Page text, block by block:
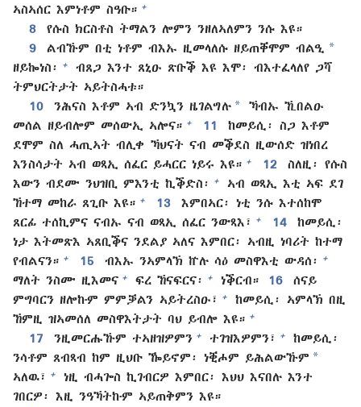
ኣስኣሰር እምነቶም ስዓቡ። +
8
የሱስ ክርስቶስ ትማልን ሎምን ንዘለኣለምን ንሱ እዩ።
9
ልብኹም በቲ ነቶም ብእኡ ዚመላለሱ ዘይጠቐሞም ብልዒ *
ዘይኰነስ፡ +
ብጸጋ እንተ ጸኒዑ ጽቡቕ እዩ እሞ፡ ብእተፈላለየ ጋሻ
ትምህርትታት ኣይትስሓቱ።
10
ንሕናስ እቶም ኣብ ድንኳን ዜገልግሉ *
ኻብኡ ኺበልዑ
መሰል ዘይብሎም መሰውኢ ኣሎና። + 11
ከመይሲ፡ ስጋ እቶም
ደሞም ስለ ሓጢኣት ብሊቀ ኻህናት ናብ መቕደስ ዚውሰድ ዝነበረ
እንስሳታት ኣብ ወጻኢ ሰፈር ይሓርር ነይሩ እዩ። + 12
ስለዚ፡ የሱስ
እውን ብደሙ ንህዝቢ ምእንቲ ኪቕድስ፡
+
ኣብ ወጻኢ እቲ ኣፍ ደገ
ኸተማ መከራ ጸጊቡ እዩ። + 13
እምበኣር፡ ነቲ ንሱ እተሰከሞ
ጸርፊ ተሰኪምና ናብኡ ናብ ወጻኢ ሰፈር ንውጻእ፣
+ 14
ከመይሲ፡
ነታ እትመጽእ ኣጸቢቕና ንደልያ ኣለና እምበር፡ ኣብዚ ነባሪት ከተማ
የብልናን። + 15 ብእኡ ንኣምላኽ ኵሉ ሳዕ መስዋእቲ ውዳሰ፡ +
ማለት ንስሙ ዚእመና + ፍረ ኸናፍርና፡ + ነቕርብ። 16
ሰናይ
ምግባርን ዘሎኩም ምምቓልን ኣይትረስዑ፣
+
ከመይሲ፡ ኣምላኽ በዚ
ኸምዚ ዝኣመሰለ መስዋእትታት ባህ ይብሎ እዩ። +
17 ንዚመርሑኹም ተኣዘዝዎምን + ተገዝእዎምን፣ +
ከመይሲ፡
ንሳቶም ጸብጻብ ከም ዚህቡ ዀይኖም፡ ነቒሖም ይሕልውኹም *
ኣለዉ፣ +
ነዚ ብሓጐስ ኪገብርዎ እምበር፡ እህህ እናበሉ እንተ
ገበርዎ፡ እዚ ንዓኻትኩም ኣይጠቅምን እዩ።